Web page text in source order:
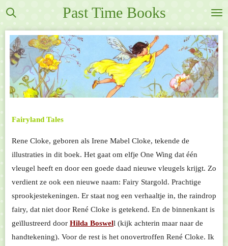
Ga
naar
de
hoofdinhoud
Past Time Books
Fairyland Tales
Rene Cloke, geboren als Irene Mabel Cloke, tekende de
illustraties in dit boek. Het gaat om elfje One Wing dat één
vleugel heeft en door een goede daad nieuwe vleugels krijgt. Zo
verdient ze ook een nieuwe naam: Fairy Stargold. Prachtige
sprookjestekeningen. Er staat nog een verhaaltje in, the raindrop
fairy, dat niet door René Cloke is getekend. En de binnenkant is
geïllustreerd door Hilda Boswell (kijk achterin maar naar de
handtekening). Voor de rest is het onovertroffen René Cloke. Ik